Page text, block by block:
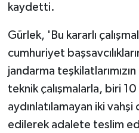
kaydetti.
Gürlek, 'Bu kararlı
cumhuriyet
jandarma
teknik çalışmalarla, biri 10
aydınlatılamayan iki
edilerek adalete teslim
Vasıta
Yaşam